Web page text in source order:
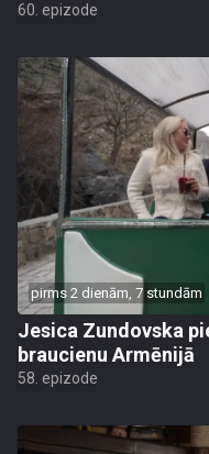
60. epizode
pirms 2 dienām, 7 stundām
Jesica Zundovska
braucienu Armēnijā
58. epizode